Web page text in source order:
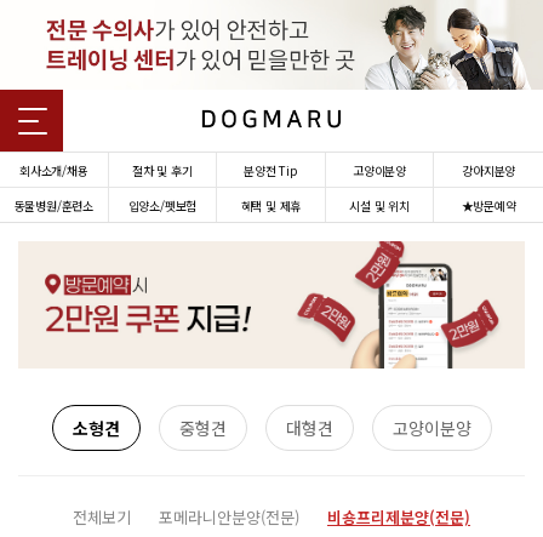
회사소개/채용 절차 및 후기 분양전 Tip 고양이분양
강아지분양
동물병원/훈련소
입양소/펫보험 혜택 및 제휴 시설 및 위치 ★방문예약
소형견 중형견 대형견 고양이분양
전체보기 포메라니안분양(전문)
비숑프리제분양(전문)